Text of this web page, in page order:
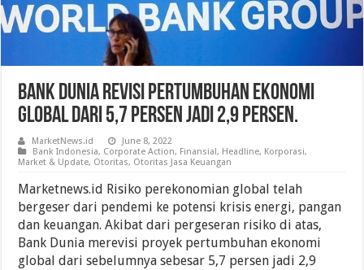
Bank Dunia Revisi Pertumbuhan Ekonomi
Global Dari 5,7 Persen Jadi 2,9 Persen.
MarketNews.id
June 8, 2022
Bank Indonesia, Corporate Action, Finansial, Headline, Korporasi,
Market & Update, Otoritas, Otoritas Jasa Keuangan
Marketnews.id Risiko perekonomian global telah
bergeser dari pendemi ke potensi krisis energi, pangan
dan keuangan. Akibat dari pergeseran risiko di atas,
Bank Dunia merevisi proyek pertumbuhan ekonomi
global dari sebelumnya sebesar 5,7 persen jadi 2,9